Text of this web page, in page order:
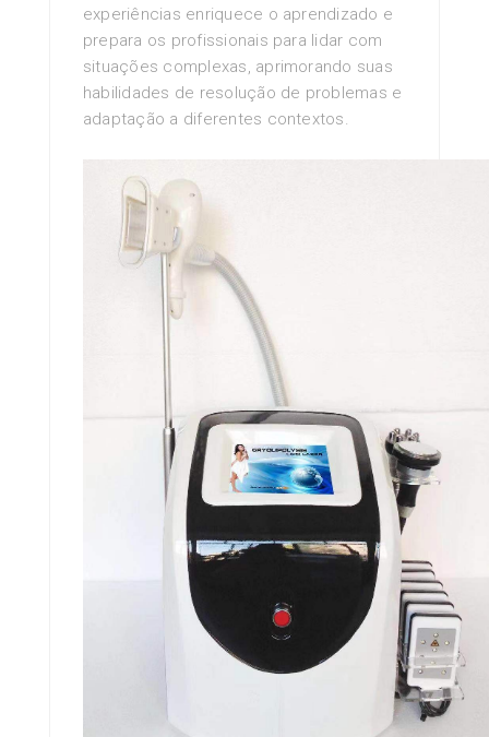
experiências enriquece o aprendizado e
prepara os profissionais para lidar com
situações complexas, aprimorando suas
habilidades de resolução de problemas e
adaptação a diferentes contextos.